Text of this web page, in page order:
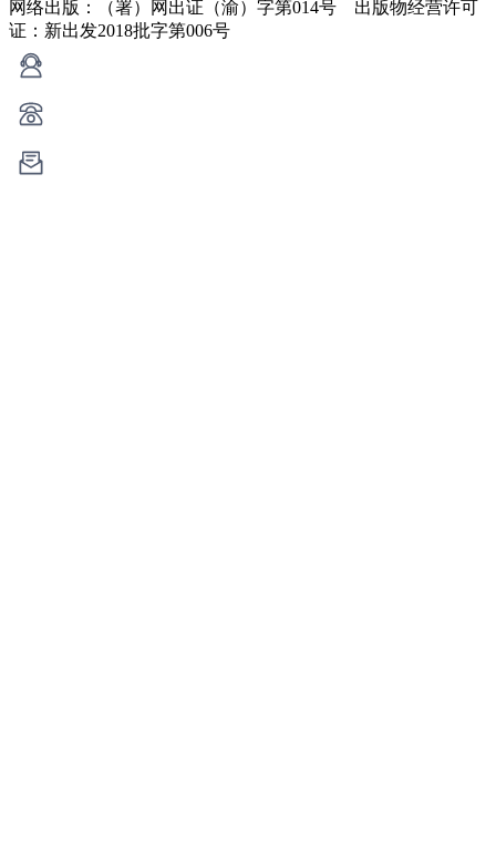
网络出版：（署）网出证（渝）字第014号 出版物经营许可
证：新出发2018批字第006号